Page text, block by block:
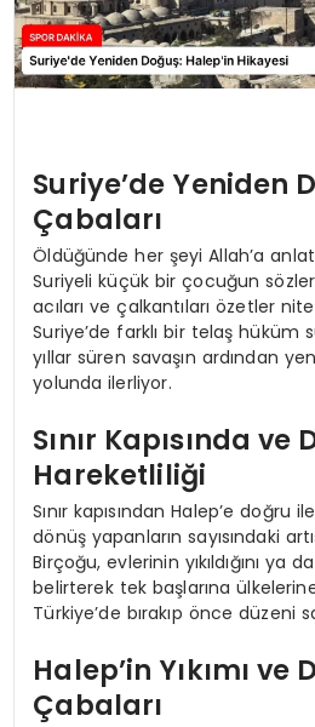
Suriye’de Yeniden
Çabaları
Öldüğünde her şeyi Allah’a
Suriyeli küçük bir çocuğun
acıları ve çalkantıları özetler
Suriye’de farklı bir telaş hüküm
yıllar süren savaşın ardından
yolunda ilerliyor.
Sınır Kapısında ve
Hareketliliği
Sınır kapısından Halep’e doğru
dönüş yapanların sayısındaki
Birçoğu, evlerinin yıkıldığını ya
belirterek tek başlarına
Türkiye’de bırakıp önce düzeni
Halep’in Yıkımı ve
Çabaları